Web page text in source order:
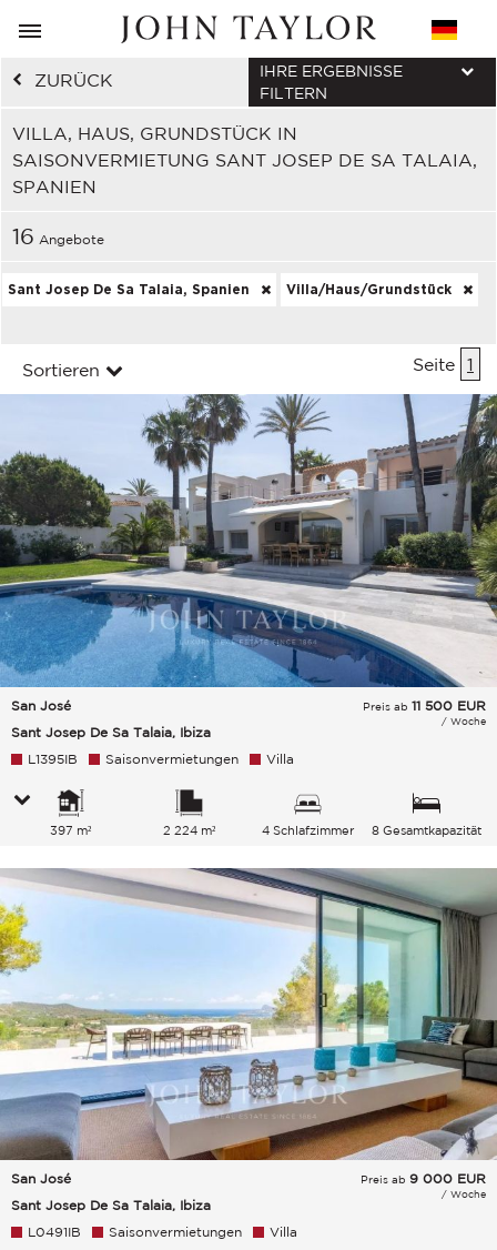
ZURÜCK
VILLA, HAUS, GRUNDSTÜCK IN
SAISONVERMIETUNG SANT JOSEP DE SA TALAIA,
SPANIEN
IHRE ERGEBNISSE
FILTERN
16 Angebote
Sant Josep De Sa Talaia, Spanien Villa/Haus/Grundstück
Sortieren Seite 1
San José
Sant Josep De Sa Talaia, Ibiza
Preis ab 11 500 EUR
/ Woche
L1395IB Saisonvermietungen Villa
397 m² 2 224 m² 4 Schlafzimmer 8 Gesamtkapazität
San José
Sant Josep De Sa Talaia, Ibiza
Preis ab 9 000 EUR
/ Woche
L0491IB Saisonvermietungen Villa